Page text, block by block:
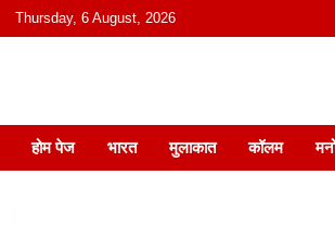
content
Thursday, 6 August, 2026
हिंदी में समाचार,
होम पेज भारत मुलाकात कॉलम